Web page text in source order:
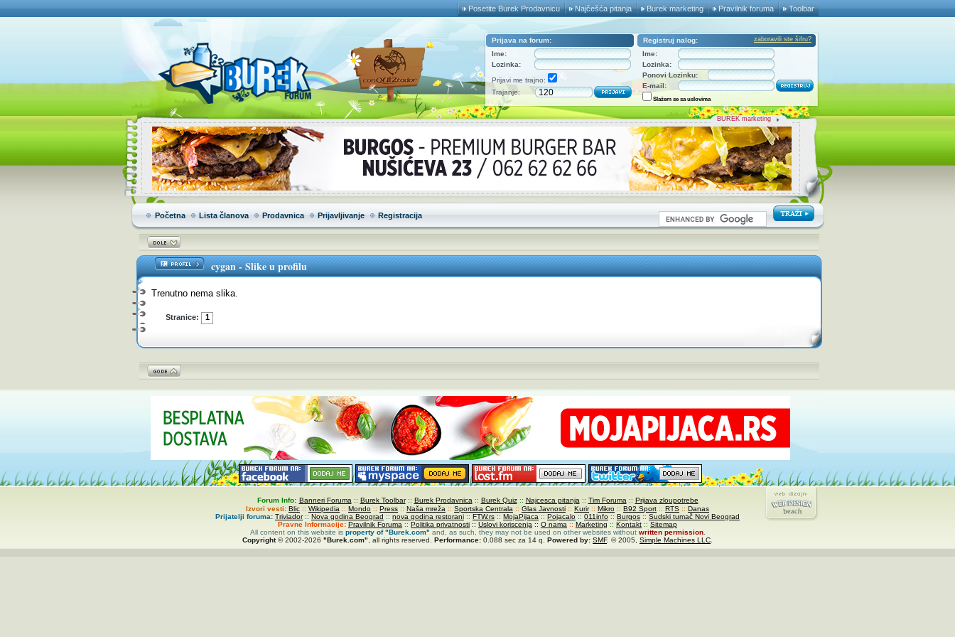
Toolbar
Pravilnik foruma
Burek marketing
Najčešća pitanja
Posetite Burek Prodavnicu
Prijava na forum:
Ime:
Lozinka:
Prijavi me trajno:
Trajanje:
Registruj nalog: zaboravili ste šifru?
Ime:
Lozinka:
Ponovi Lozinku:
E-mail:
Slažem se sa uslovima
BUREK marketing
Početna Lista članova Prodavnica Prijavljivanje Registracija
cygan-Slike u profilu
Trenutno nema slika.
Stranice: 1
Forum Info: Banneri Foruma :: Burek Toolbar:: Burek Prodavnica :: Burek Quiz:: Najcesca pitanja :: Tim Foruma :: Prijava zloupotrebe
Izvori vesti: Blic :: Wikipedia :: Mondo :: Press :: Naša mreža :: Sportska Centrala :: Glas Javnosti :: Kurir:: Mikro :: B92 Sport :: RTS :: Danas
Prijatelji foruma: Triviador:: Nova godina Beograd :: nova godina restorani :: FTW.rs :: MojaPijaca :: Pojacalo :: 011info :: Burgos :: Sudski tumač Novi Beograd
Pravne Informacije: Pravilnik Foruma :: Politika privatnosti :: Uslovi koriscenja :: O nama :: Marketing :: Kontakt :: Sitemap
All content on this website is property of"Burek.com" and, as such, they may not be used on other websites withoutwritten permission.
Copyright© 2002-2026 "Burek.com" , all rights reserved. Performance: 0.088 sec za 14 q. Powered by: SMF. © 2005, Simple Machines LLC